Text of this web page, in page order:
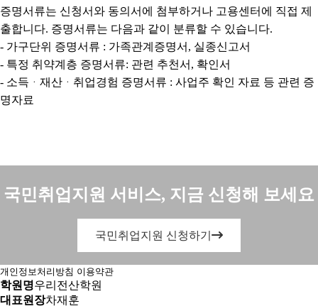
증명서류는 신청서와 동의서에 첨부하거나 고용센터에 직접 제
출합니다. 증명서류는 다음과 같이 분류할 수 있습니다.
- 가구단위 증명서류 : 가족관계증명서, 실종신고서
- 특정 취약계층 증명서류: 관련 추천서, 확인서
- 소득ᆞ재산ᆞ취업경험 증명서류 : 사업주 확인 자료 등 관련 증
명자료
국민취업지원 서비스, 지금 신청해 보세요
국민취업지원 신청하기
개인정보처리방침 이용약관
학원명우리전산학원
대표원장차재훈